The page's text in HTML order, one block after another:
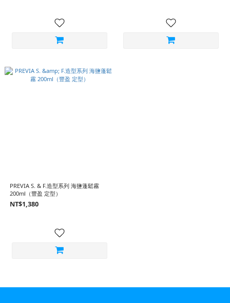
PREVIA S. & F.造型系列 海鹽蓬鬆霧
200ml（豐盈 定型）
NT$1,380